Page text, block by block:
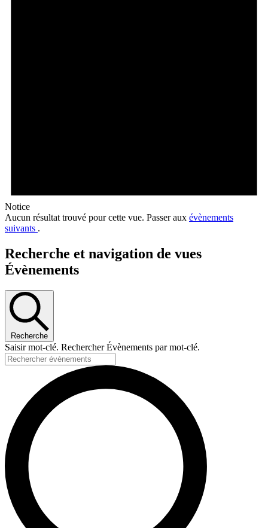
Notice
Aucun résultat trouvé pour cette vue. Passer aux évènements
suivants .
Recherche et navigation de vues
Évènements
Recherche
Saisir mot-clé. Rechercher Évènements par mot-clé.